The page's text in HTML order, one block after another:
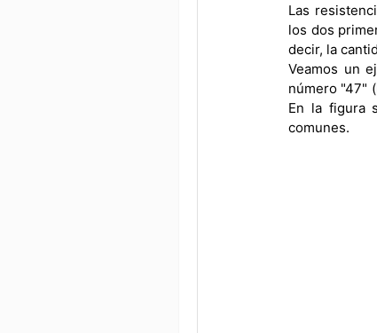
Las
los dos
decir, la
Veamos un
número "47"
En la figura
comunes.